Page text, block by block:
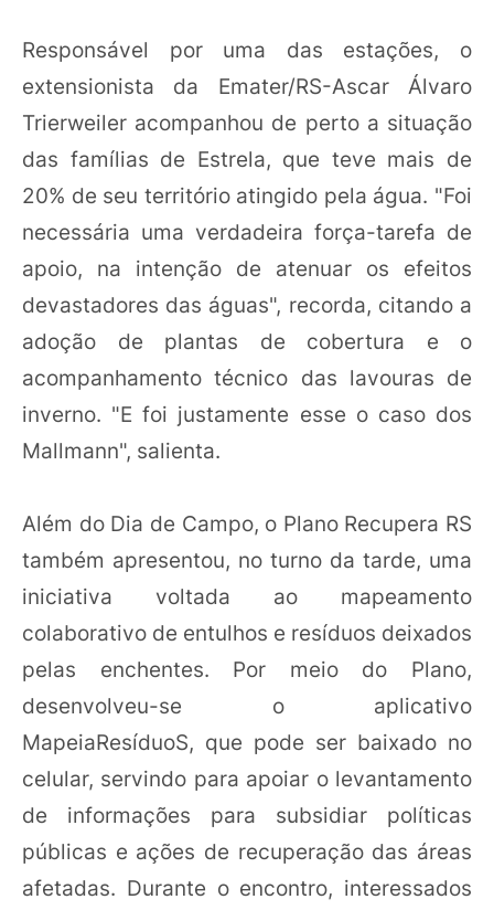
Responsável por uma das estações, o
extensionista da Emater/RS-Ascar Álvaro
Trierweiler acompanhou de perto a situação
das famílias de Estrela, que teve mais de
20% de seu território atingido pela água. "Foi
necessária uma verdadeira força-tarefa de
apoio, na intenção de atenuar os efeitos
devastadores das águas", recorda, citando a
adoção de plantas de cobertura e o
acompanhamento técnico das lavouras de
inverno. "E foi justamente esse o caso dos
Mallmann", salienta.
Além do Dia de Campo, o Plano Recupera RS
também apresentou, no turno da tarde, uma
iniciativa voltada ao mapeamento
colaborativo de entulhos e resíduos deixados
pelas enchentes. Por meio do Plano,
desenvolveu-se o aplicativo
MapeiaResíduoS, que pode ser baixado no
celular, servindo para apoiar o levantamento
de informações para subsidiar políticas
públicas e ações de recuperação das áreas
afetadas. Durante o encontro, interessados